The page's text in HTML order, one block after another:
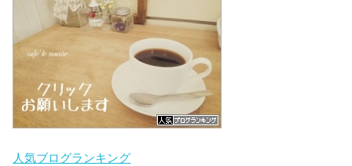
人気ブログランキング